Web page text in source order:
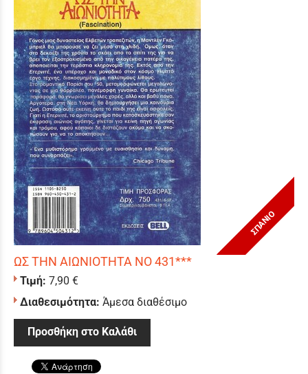
ΣΠΑΝΙΟ
ΩΣ ΤΗΝ ΑΙΩΝΙΟΤΗΤΑ ΝΟ 431***
Τιμή: 7,90 €
Διαθεσιμότητα: Άμεσα διαθέσιμο
Προσθήκη στο Καλάθι